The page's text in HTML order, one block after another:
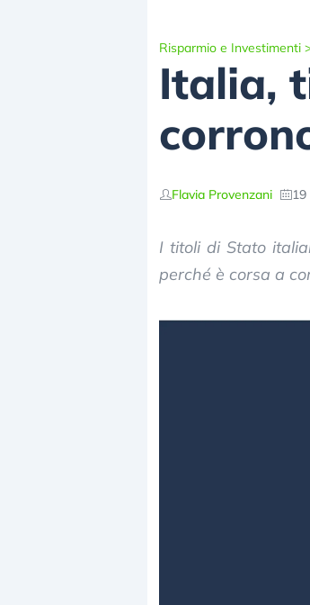
Risparmio e Investimenti
Italia,
Flavia Provenzani
I titoli di Stato
perché è corsa a